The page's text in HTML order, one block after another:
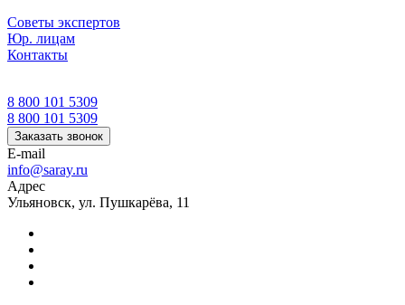
Советы экспертов
Юр. лицам
Контакты
8 800 101 5309
8 800 101 5309
Заказать звонок
E-mail
info@saray.ru
Адрес
Ульяновск, ул. Пушкарёва, 11